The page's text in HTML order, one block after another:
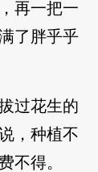
再一把一
了胖乎乎
过花生的
，种植不
不得。